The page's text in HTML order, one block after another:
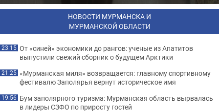
НОВОСТИ МУРМАНСКА И
МУРМАНСКОЙ ОБЛАСТИ
23:15 От «синей» экономики до рангов: ученые из Апатитов
выпустили свежий сборник о будущем Арктики
21:25 «Мурманская миля» возвращается: главному спортивному
фестивалю Заполярья вернут историческое имя
19:56 Бум заполярного туризма: Мурманская область вырвалась
в лидеры СЗФО по приросту гостей